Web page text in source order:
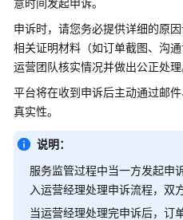
用
户
指
南
查
找
与
了
解
商
意时间发起申诉。
申诉时，请您务必提供详细的原
相关证明材料（如订单截图、沟
运营团队核实情况并做出公正处理
平台将在收到申诉后主动通过邮
真实性。
说明：
服务监管过程中当一方发起申
入运营经理处理申诉流程，双
当运营经理处理完申诉后，订